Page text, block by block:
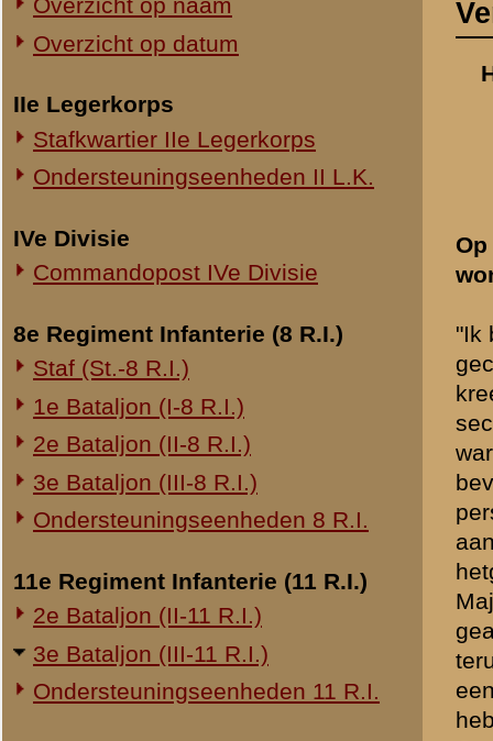
Commandopost IVe Divisie
8e Regiment Infanterie (8 R.I.)
1e Bataljon (I-8 R.I.)
2e Bataljon (II-8 R.I.)
3e Bataljon (III-8 R.I.)
Ondersteuningseenheden 8 R.I.
2e Bataljon (II-11 R.I.)
3e Bataljon (III-11 R.I.)
19e Regiment Infanterie (19 R.I.)
Staf (St.-19 R.I.)
1e Bataljon (I-19 R.I.)
2e Bataljon (II-19 R.I.)
3e Bataljon (III-19 R.I.)
Ondersteuningseenheden 19 R.I.
1e Bataljon (I-20 R.I.)
Staf (St.-24 R.I.)
1e Bataljon (I-24 R.I.)
3e Bataljon (III-24 R.I.)
29e Regiment Infanterie (29 R.I.)
wonende te
gecommandeerd, van 10
waren geen officieren
bevelvoering van de
persoonlijke moed te
Majoor v.d. Ploeg met de
geadviseerd om
teruggetrokken. Omtrent
Commandant had
zeer had geleden, verder
de Grebbe terug te
dat wij op hoornsignaal
100 man, opgegeven
het te bereiken doel,
noodzakelijke gegevens,
voorwaarts gegaan,
8 R.I. ben
verschillende verhoren,
verliet mij niet als
de Duitsers de volgende
weggedrongen in
nog over had onder zijn
teneinde deze in te
noodzakelijk was. Op last
dat tenslotte gevoerd
hooipakhuis van